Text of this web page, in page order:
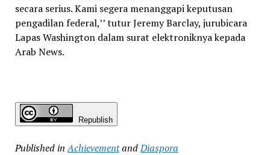
secara serius. Kami segera menanggapi keputusan
pengadilan federal,’’ tutur Jeremy Barclay, jurubicara
Lapas Washington dalam surat elektroniknya kepada
Arab News.
Republish
Published in AchievementandDiaspora